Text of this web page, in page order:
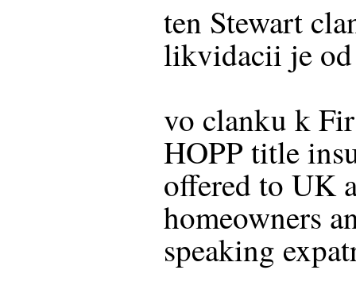
ten Stewart
likvidacii je
vo clanku k
HOPP title
offered to UK
homeowners
speaking